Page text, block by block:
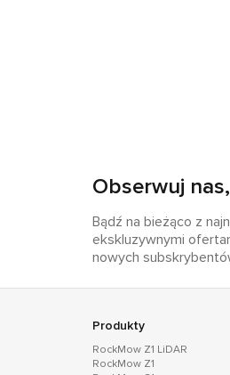
Obserwuj
Bądź na bieżąco z
ekskluzywnymi
nowych
Produkty
RockMow Z1 LiDAR
RockMow Z1